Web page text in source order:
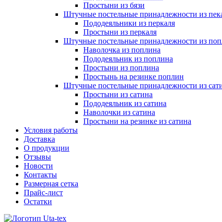
Простыни из бязи
Штучные постельные принадлежности из
Пододеяльники из перкаля
Простыни из перкаля
Штучные постельные принадлежности из
Наволочка из поплина
Пододеяльник из поплина
Простыни из поплина
Простынь на резинке поплин
Штучные постельные принадлежности из
Простыни из сатина
Пододеяльник из сатина
Наволочки из сатина
Простыни на резинке из сатина
Условия работы
Доставка
О продукции
Отзывы
Новости
Контакты
Размерная сетка
Прайс-лист
Остатки